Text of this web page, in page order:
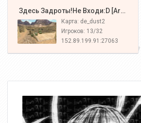
️ Здесь Задроты!Не Входи:D [Army#1]
Карта: de_dust2
Игроков: 13/32
152.89.199.91:27063